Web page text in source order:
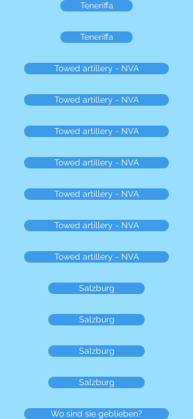
Teneriffa
Teneriffa
Towed artillery - NVA
Towed artillery - NVA
Towed artillery - NVA
Towed artillery - NVA
Towed artillery - NVA
Towed artillery - NVA
Towed artillery - NVA
Salzburg
Salzburg
Salzburg
Salzburg
Wo sind sie geblieben?